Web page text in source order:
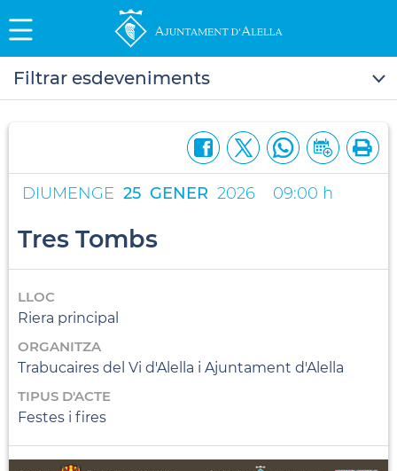
Filtrar esdeveniments
DIUMENGE 25 GENER 2026 09:00 h
Tres Tombs
LLOC
Riera principal
ORGANITZA
Trabucaires del Vi d'Alella i Ajuntament d'Alella
TIPUS D'ACTE
Festes i fires